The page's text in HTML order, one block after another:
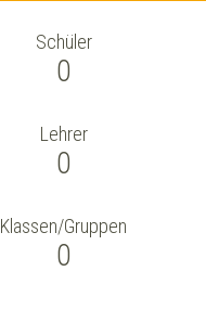
Schüler
0
Lehrer
0
Klassen/Gruppen
0